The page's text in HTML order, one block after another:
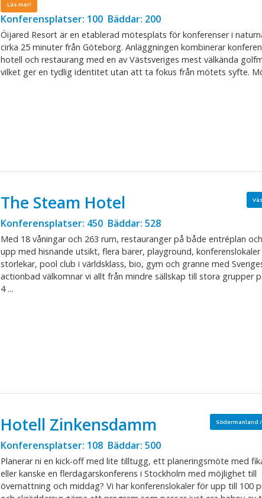
Läs mer!
Konferensplatser: 100 Bäddar: 200
Öijared Resort är en etablerad mötesplats för konferenser i
cirka 25 minuter från Göteborg. Anläggningen kombinerar
hotell och restaurang med en av Västsveriges mest välkända
vilket ger en tydlig identitet utan att ta fokus från mötets syfte.
The Steam Hotel
Konferensplatser: 450 Bäddar: 528
Med 18 våningar och 263 rum, restauranger på både entréplan
upp med hisnande utsikt, flera barer, playground, konferenslokaler
storlekar, pool club i världsklass, bio, gym och granne med
actionbad välkomnar vi allt från mindre sällskap till stora grupper
4 ...
Södermanland
Hotell Zinkensdamm
Konferensplatser: 108 Bäddar: 500
Planerar ni en kick-off med lite tilltugg, ett planeringsmöte med
eller kanske en flerdagarskonferens i Stockholm med möjlighet till
övernattning och middag? Vi har konferenslokaler för upp till 100